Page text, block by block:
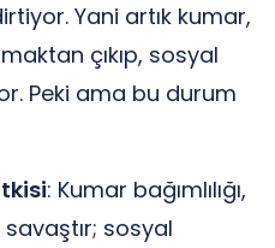
Yani artık kumar,
çıkıp, sosyal
Peki ama bu durum
: Kumar bağımlılığı,
savaştır; sosyal